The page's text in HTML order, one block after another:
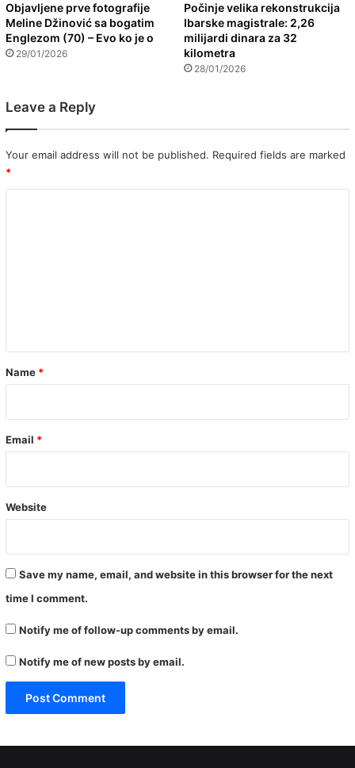
Objavljene prve fotografije
Meline Džinović sa bogatim
Englezom (70) – Evo ko je o
29/01/2026
Počinje velika rekonstrukcija
Ibarske magistrale: 2,26
milijardi dinara za 32
kilometra
28/01/2026
Leave a Reply
Your email address will not be published. Required fields are marked
*
*
Name *
Email *
Website
Save my name, email, and website in this browser for the next
time I comment.
Notify me of follow-up comments by email.
Notify me of new posts by email.